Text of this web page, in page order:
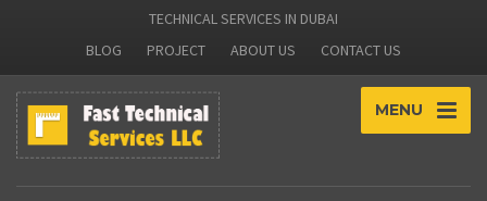
TECHNICAL SERVICES IN DUBAI
BLOG
PROJECT ABOUT US CONTACT US
MENU